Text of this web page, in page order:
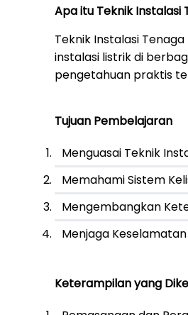
Apa itu Teknik Instalasi
Teknik Instalasi
instalasi listrik di
pengetahuan praktis
Tujuan Pembelajaran
Menguasai Teknik
Memahami Sistem
Mengembangkan
Menjaga
Keterampilan yang